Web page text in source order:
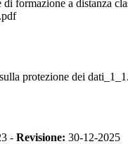
formazione a distanza
protezione dei
- Revisione: 30-12-2025